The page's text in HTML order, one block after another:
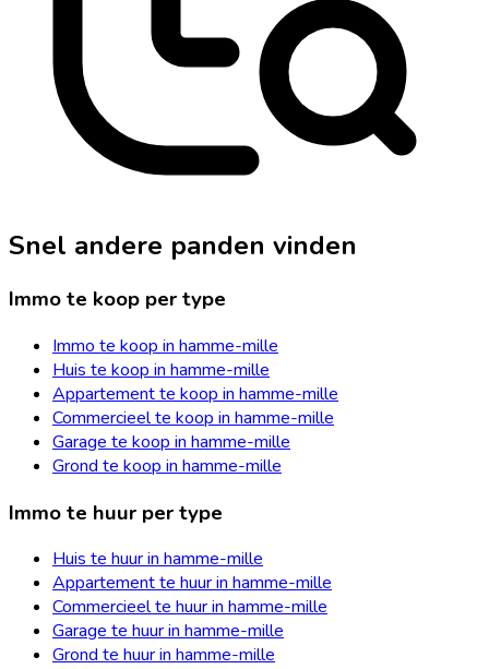
Snel andere panden vinden
Immo te koop per type
Immo te koop in hamme-mille
Huis te koop in hamme-mille
Appartement te koop in hamme-mille
Commercieel te koop in hamme-mille
Garage te koop in hamme-mille
Grond te koop in hamme-mille
Immo te huur per type
Huis te huur in hamme-mille
Appartement te huur in hamme-mille
Commercieel te huur in hamme-mille
Garage te huur in hamme-mille
Grond te huur in hamme-mille